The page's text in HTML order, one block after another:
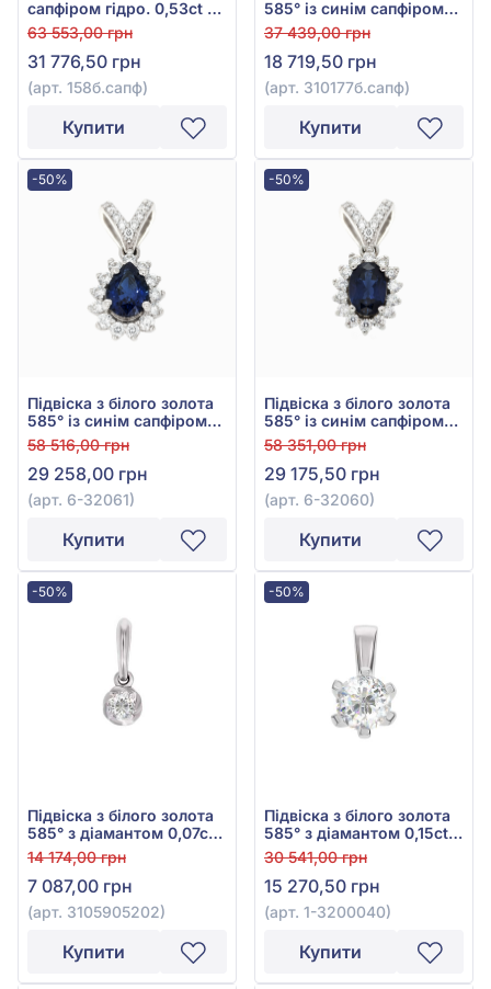
сапфіром гідро. 0,53ct та
діамантами 0,252ct із
білого золота 585°, арт.
158б.сапф
63 553,00 грн
31 776,50 грн
(арт. 158б.сапф)
Купити
585° із синім сапфіром
0,155ct та діамантами
0,084ct, арт.
310177б.сапф
37 439,00 грн
18 719,50 грн
(арт. 310177б.сапф)
Купити
-50%
Підвіска з білого золота
585° із синім сапфіром
0,49ct та діамантами
0,24ct, арт. 6-32061
58 516,00 грн
29 258,00 грн
(арт. 6-32061)
Купити
-50%
Підвіска з білого золота
585° із синім сапфіром
0,52ct та діамантами
0,23ct, арт. 6-32060
58 351,00 грн
29 175,50 грн
(арт. 6-32060)
Купити
-50%
Підвіска з білого золота
585° з діамантом 0,07ct,
арт. 3105905202
14 174,00 грн
7 087,00 грн
(арт. 3105905202)
Купити
-50%
Підвіска з білого золота
585° з діамантом 0,15ct,
арт. 1-3200040
30 541,00 грн
15 270,50 грн
(арт. 1-3200040)
Купити